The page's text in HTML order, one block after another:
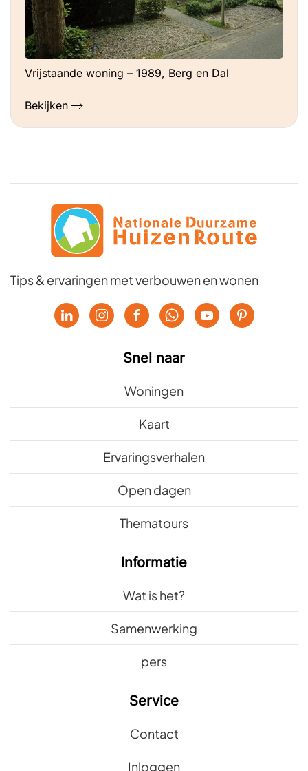
Vrijstaande woning – 1989, Berg en Dal
Bekijken
Tips & ervaringen met verbouwen en wonen
Snel naar
Woningen
Kaart
Ervaringsverhalen
Open dagen
Thematours
Informatie
Wat is het?
Samenwerking
pers
Service
Contact
Inloggen